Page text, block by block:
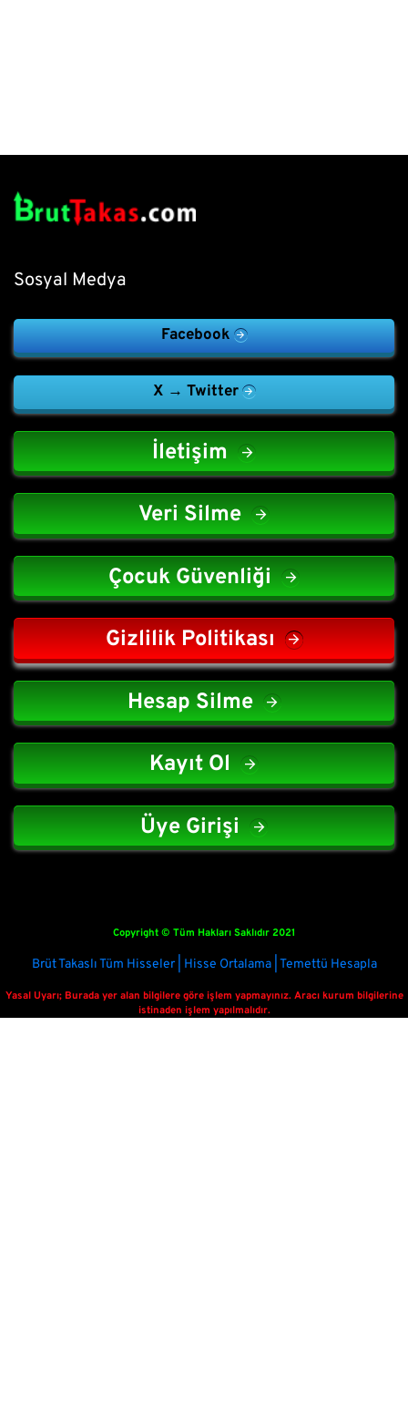
Sosyal Medya
Facebook
X → Twitter
İletişim
Veri Silme
Çocuk Güvenliği
Gizlilik Politikası
Hesap Silme
Kayıt Ol
Üye Girişi
Copyright © Tüm Hakları Saklıdır 2021
Brüt Takaslı Tüm Hisseler | Hisse Ortalama | Temettü Hesapla
Yasal Uyarı; Burada yer alan bilgilere göre işlem yapmayınız. Aracı kurum bilgilerine
istinaden işlem yapılmalıdır.